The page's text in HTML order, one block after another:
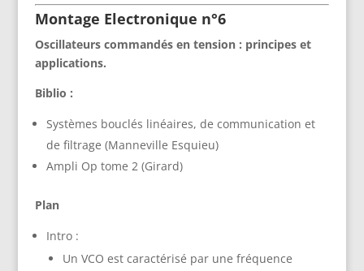
Montage Electronique n°6
Oscillateurs commandés en tension : principes et
applications.
Biblio :
Systèmes bouclés linéaires, de communication et
de filtrage (Manneville Esquieu)
Ampli Op tome 2 (Girard)
Plan
Intro :
Un VCO est caractérisé par une fréquence